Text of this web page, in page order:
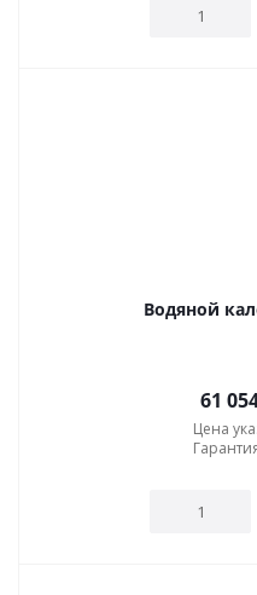
Водяной
61
Цена